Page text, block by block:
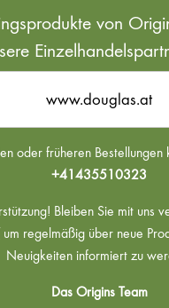
von
www.douglas.at
oder früheren
+41435510323
Bleiben Sie mit uns
um regelmäßig über neue
Neuigkeiten informiert zu
Das Origins Team